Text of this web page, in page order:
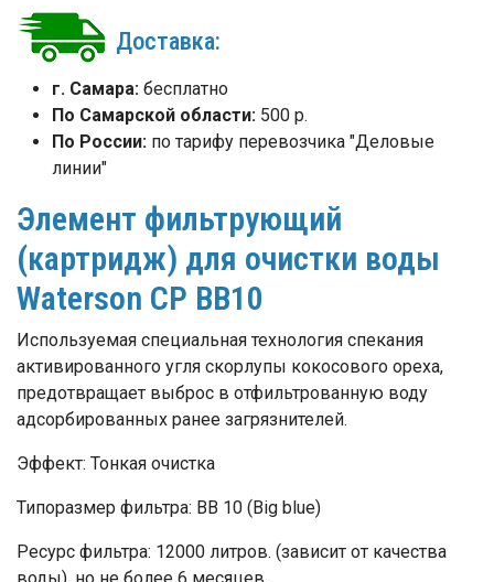
Доставка:
г. Самара: бесплатно
По Самарской области: 500 р.
По России: по тарифу перевозчика "Деловые
линии"
Элемент фильтрующий
(картридж) для очистки воды
Waterson CP BB10
Используемая специальная технология спекания
активированного угля скорлупы кокосового ореха,
предотвращает выброс в отфильтрованную воду
адсорбированных ранее загрязнителей.
Эффект: Тонкая очистка
Типоразмер фильтра: BB 10 (Big blue)
Ресурс фильтра: 12000 литров. (зависит от качества